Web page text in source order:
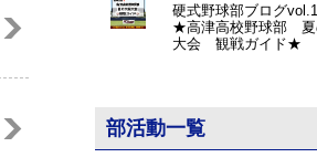
硬式野球部ブログ
★高津高校野球部 夏
大会 観戦ガイド★
部活動一覧